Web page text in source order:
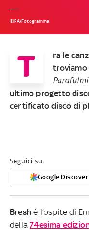
©IPA/Fotogramma
T
ra le
troviamo
ultimo progetto
certificato disco di
Seguici su:
Google Discover
Bresh è l’ospite di
della74esima